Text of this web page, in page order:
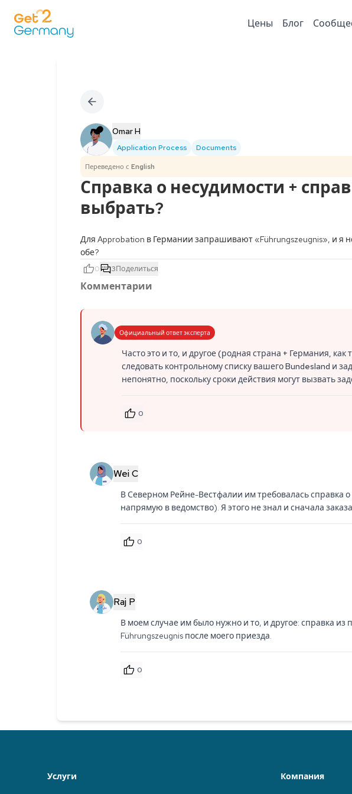
Цены Блог
Omar H
Application Process Documents
Переведено с English
Справка о несудимости +
выбрать?
Для Approbation в Германии запрашивают «Führungszeugnis», и я
обе?
0 3Поделиться
Комментарии
Официальный ответ эксперта
Часто это и то, и другое (родная страна + Германия,
следовать контрольному списку вашего Bundesland и
непонятно, поскольку сроки действия могут вызвать
0
Wei C
В Северном Рейне-Вестфалии им требовалась справка
напрямую в ведомство). Я этого не знал и сначала
0
Raj P
В моем случае им было нужно и то, и другое: справка
Führungszeugnis после моего приезда.
0
Услуги Компания